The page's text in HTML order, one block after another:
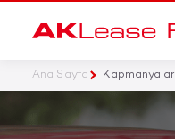
Ana Sayfa Kapmanyalar